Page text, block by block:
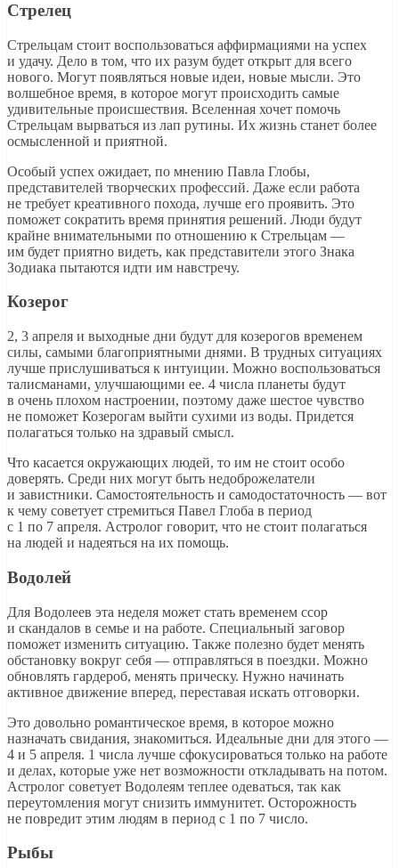
Стрелец
Стрельцам стоит воспользоваться аффирмациями на успех
и удачу. Дело в том, что их разум будет открыт для всего
нового. Могут появляться новые идеи, новые мысли. Это
волшебное время, в которое могут происходить самые
удивительные происшествия. Вселенная хочет помочь
Стрельцам вырваться из лап рутины. Их жизнь станет более
осмысленной и приятной.
Особый успех ожидает, по мнению Павла Глобы,
представителей творческих профессий. Даже если работа
не требует креативного похода, лучше его проявить. Это
поможет сократить время принятия решений. Люди будут
крайне внимательными по отношению к Стрельцам —
им будет приятно видеть, как представители этого Знака
Зодиака пытаются идти им навстречу.
Козерог
2, 3 апреля и выходные дни будут для козерогов временем
силы, самыми благоприятными днями. В трудных ситуациях
лучше прислушиваться к интуиции. Можно воспользоваться
талисманами, улучшающими ее. 4 числа планеты будут
в очень плохом настроении, поэтому даже шестое чувство
не поможет Козерогам выйти сухими из воды. Придется
полагаться только на здравый смысл.
Что касается окружающих людей, то им не стоит особо
доверять. Среди них могут быть недоброжелатели
и завистники. Самостоятельность и самодостаточность — вот
к чему советует стремиться Павел Глоба в период
с 1 по 7 апреля. Астролог говорит, что не стоит полагаться
на людей и надеяться на их помощь.
Водолей
Для Водолеев эта неделя может стать временем ссор
и скандалов в семье и на работе. Специальный заговор
поможет изменить ситуацию. Также полезно будет менять
обстановку вокруг себя — отправляться в поездки. Можно
обновлять гардероб, менять прическу. Нужно начинать
активное движение вперед, переставая искать отговорки.
Это довольно романтическое время, в которое можно
назначать свидания, знакомиться. Идеальные дни для этого —
4 и 5 апреля. 1 числа лучше сфокусироваться только на работе
и делах, которые уже нет возможности откладывать на потом.
Астролог советует Водолеям теплее одеваться, так как
переутомления могут снизить иммунитет. Осторожность
не повредит этим людям в период с 1 по 7 число.
Рыбы